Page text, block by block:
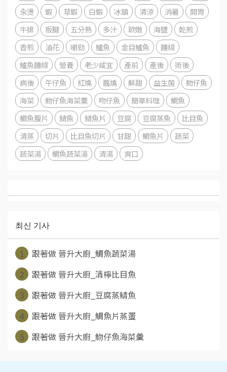
汆燙
蝦 草蝦 白蝦 冰鎮 清涼 消暑
開胃
牛排
板腱 五分熟 多汁 軟嫩 海鹽
乾煎
香煎
油花 嚼勁 鱸魚 金目鱸魚
麵線
鱸魚麵線
營養 老少咸宜 產前 產後
術後
病後
午仔魚 紅燒 醬燒 鮮甜 益生菌
魩仔魚
海菜
魩仔魚海菜羹 吻仔魚 簡單料理
鯛魚
鯛魚腹片
鯖魚 鯖魚片 豆腐 豆腐蒸魚
比目魚
清蒸
切片 比目魚切片 甘甜 鯛魚片
蔬菜
蔬菜湯
鯛魚蔬菜湯 清湯 爽口
최신 기사
1
跟著做 晉升大廚_鯛魚蔬菜湯
2
跟著做 晉升大廚_清檸比目魚
3
跟著做 晉升大廚_豆腐蒸鯖魚
4
跟著做 晉升大廚_鯛魚片蒸蛋
5
跟著做 晉升大廚_魩仔魚海菜羹